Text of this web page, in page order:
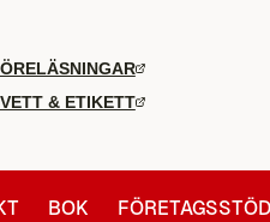
& ETIKETT
BOK FÖRETAGSSTÖD